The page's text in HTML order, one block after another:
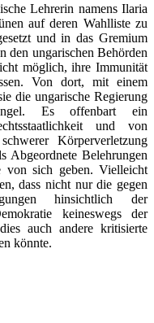
Lehrerin namens Ilaria
auf deren Wahlliste zu
und in das Gremium
den ungarischen Behörden
möglich, ihre Immunität
Von dort, mit einem
die ungarische Regierung
Es offenbart ein
und von
Körperverletzung
Abgeordnete Belehrungen
von sich geben. Vielleicht
dass nicht nur die gegen
hinsichtlich der
keineswegs der
auch andere kritisierte
könnte.